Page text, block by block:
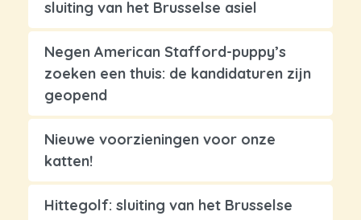
sluiting van het Brusselse asiel
Negen American Stafford-puppy’s
zoeken een thuis: de kandidaturen zijn
geopend
Nieuwe voorzieningen voor onze
katten!
Hittegolf: sluiting van het Brusselse